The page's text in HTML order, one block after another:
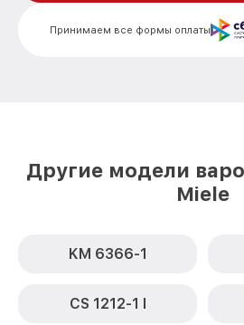
Принимаем все формы оплаты
Другие модели
Miele
KM 6366-1
CS 1212-1 I